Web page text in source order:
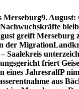
Merseburg9.
greift Merseburg
der Migration
Saalekreis
friert
eines JahresralfP
aus